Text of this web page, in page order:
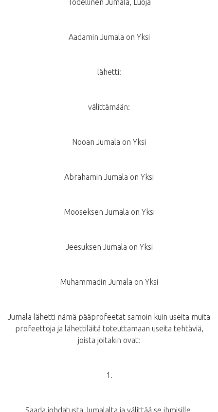
Todellinen Jumala, Luoja
Aadamin Jumala on Yksi
lähetti:
välittämään:
Nooan Jumala on Yksi
Abrahamin Jumala on Yksi
Mooseksen Jumala on Yksi
Jeesuksen Jumala on Yksi
Muhammadin Jumala on Yksi
Jumala lähetti nämä pääprofeetat samoin kuin useita muita
profeettoja ja lähettiläitä toteuttamaan useita tehtäviä,
joista joitakin ovat:
1.
Saada johdatusta Jumalalta ja välittää se ihmisille.